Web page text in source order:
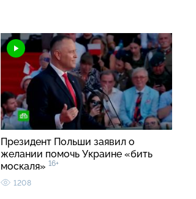
Президент Польши заявил о
желании помочь Украине «бить
москаля» 16+
1208